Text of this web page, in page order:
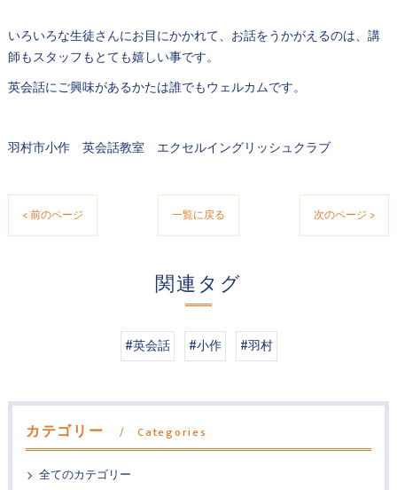
いろいろな生徒さんにお目にかかれて、お話をうかがえるのは、講
師もスタッフもとても嬉しい事です。
英会話にご興味があるかたは誰でもウェルカムです。
羽村市小作 英会話教室 エクセルイングリッシュクラブ
< 前のページ 一覧に戻る 次のページ >
関連タグ
#英会話 #小作 #羽村
カテゴリー Categories
全てのカテゴリー